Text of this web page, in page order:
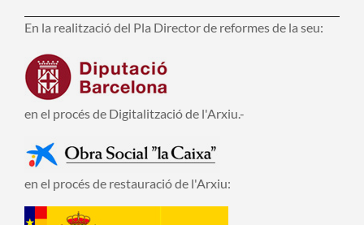
En la realització del Pla Director de reformes de la seu:
en el procés de Digitalització de l'Arxiu.-
en el procés de restauració de l'Arxiu: